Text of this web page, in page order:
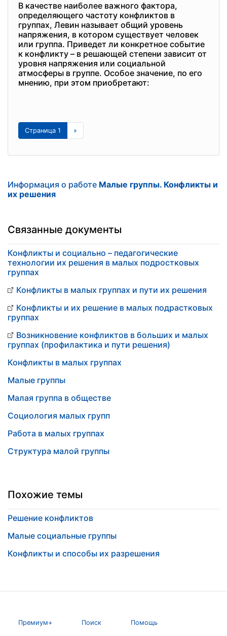
В качестве наиболее важного фактора,
определяющего частоту конфликтов в
группах, Левин называет общий уровень
напряжения, в котором существует человек
или группа. Приведет ли конкретное событие
к конфликту – в решающей степени зависит от
уровня напряжения или социальной
атмосферы в группе. Особое значение, по его
мнению, при этом приобретают:
Страница 1 »
Информация о работе Малые группы. Конфликты и
их решения
Связанные документы
Конфликты и социально – педагогические
технологии их решения в малых подростковых
группах
Конфликты в малых группах и пути их решения
Конфликты и их решение в малых подрастковых
группах
Возникновение конфликтов в больших и малых
группах (профилактика и пути решения)
Конфликты в малых группах
Малые группы
Малая группа в обществе
Социология малых групп
Работа в малых группах
Структура малой группы
Похожие темы
Решение конфликтов
Малые социальные группы
Конфликты и способы их разрешения
Премиум+ Поиск Помощь